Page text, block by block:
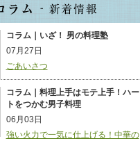
コラム｜いざ！ 男の料理塾
07月27日
ごあいさつ
コラム｜料理上手はモテ上手！ハー
トをつかむ男子料理
06月03日
強い火力で一気に仕上げる！中華の